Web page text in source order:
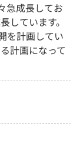
急成長してお
しています。
を計画してい
計画になって